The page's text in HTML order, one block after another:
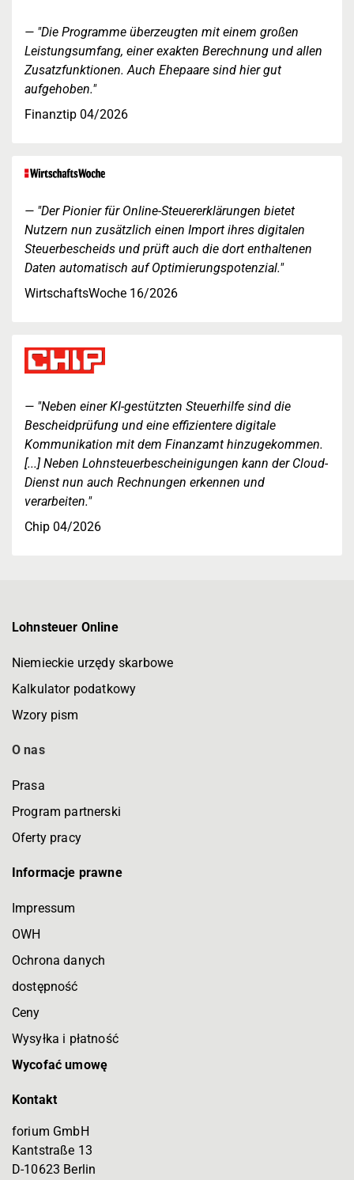
"Die Programme überzeugten mit einem großen
Leistungsumfang, einer exakten Berechnung und allen
Zusatzfunktionen. Auch Ehepaare sind hier gut
aufgehoben."
Finanztip 04/2026
"Der Pionier für Online-Steuererklärungen bietet
Nutzern nun zusätzlich einen Import ihres digitalen
Steuerbescheids und prüft auch die dort enthaltenen
Daten automatisch auf Optimierungspotenzial."
WirtschaftsWoche 16/2026
"Neben einer KI-gestützten Steuerhilfe sind die
Bescheidprüfung und eine effizientere digitale
Kommunikation mit dem Finanzamt hinzugekommen.
[...] Neben Lohnsteuerbescheinigungen kann der Cloud-
Dienst nun auch Rechnungen erkennen und
verarbeiten."
Chip 04/2026
Lohnsteuer Online
Niemieckie urzędy skarbowe
Kalkulator podatkowy
Wzory pism
O nas
Prasa
Program partnerski
Oferty pracy
Informacje prawne
Impressum
OWH
Ochrona danych
dostępność
Ceny
Wysyłka i płatność
Wycofać umowę
Kontakt
forium GmbH
Kantstraße 13
D-10623 Berlin